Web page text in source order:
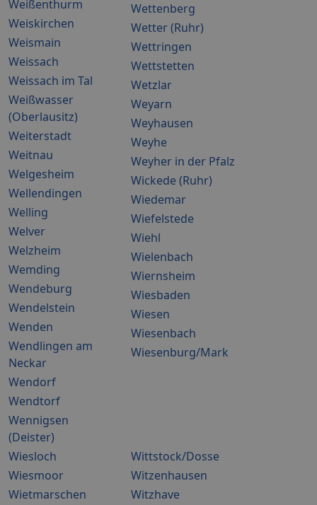
Weißenthurm
Weiskirchen
Weismain
Weissach
Weissach im Tal
Weißwasser
(Oberlausitz)
Weiterstadt
Weitnau
Welgesheim
Wellendingen
Welling
Welver
Welzheim
Wemding
Wendeburg
Wendelstein
Wenden
Wendlingen am
Neckar
Wendorf
Wendtorf
Wennigsen
(Deister)
Wettenberg
Wetter (Ruhr)
Wettringen
Wettstetten
Wetzlar
Weyarn
Weyhausen
Weyhe
Weyher in der Pfalz
Wickede (Ruhr)
Wiedemar
Wiefelstede
Wiehl
Wielenbach
Wiernsheim
Wiesbaden
Wiesen
Wiesenbach
Wiesenburg/Mark
Wiesloch
Wiesmoor
Wietmarschen
Wittstock/Dosse
Witzenhausen
Witzhave